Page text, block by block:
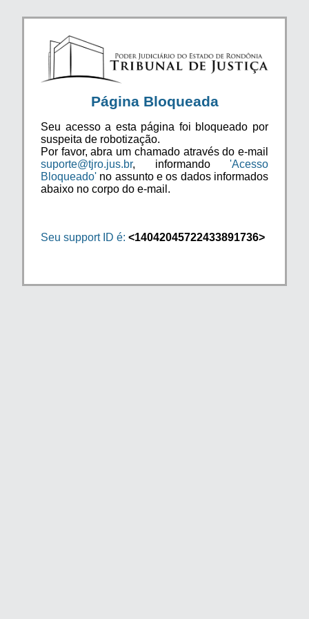
Página Bloqueada
Seu acesso a esta página foi bloqueado por
suspeita de robotização.
Por favor, abra um chamado através do e-mail
suporte@tjro.jus.br, informando 'Acesso
Bloqueado' no assunto e os dados informados
abaixo no corpo do e-mail.
Seu support ID é: <14042045722433891736>